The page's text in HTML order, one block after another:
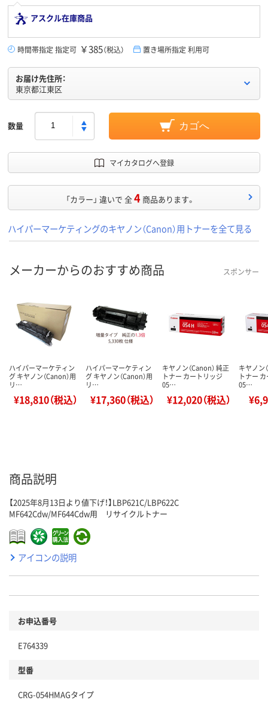
アスクル在庫商品
時間帯指定 指定可 ￥385（税込） 置き場所指定 利用可
お届け先住所：
東京都江東区
数量 カゴへ
マイカタログへ登録
「カラー」 違いで 全4 商品あります。
ハイパーマーケティングのキヤノン（Canon）用トナーを全て見る
メーカーからのおすすめ商品 スポンサー
ハイパーマーケティン
グ キヤノン（Canon）用
リ…
¥18,810（税込）
ハイパーマーケティン
グ キヤノン（Canon）用
リ…
¥17,360（税込）
キヤノン（Canon） 純正
トナー カートリッジ
05…
¥12,020（税込）
キヤノン
トナー
05…
商品説明
【2025年8月13日より値下げ！】LBP621C/LBP622C
MF642Cdw/MF644Cdw用 リサイクルトナー
アイコンの説明
お申込番号
E764339
型番
CRG-054HMAGタイプ